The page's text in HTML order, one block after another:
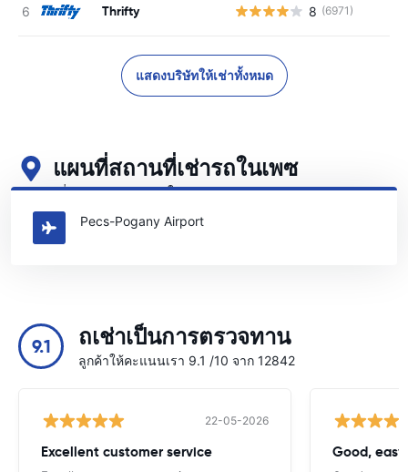
Thrifty 8 (6971)
แสดงบริษัทให้เช่าทั้งหมด
แผนที่สถานที่เช่ารถในเพซ
ดูสถานที่เช่ารถหลักของเราในเพซ
Pecs-Pogany Airport
9.1 ถเช่าเป็นการตรวจทาน
ลูกค้าให้คะแนนเรา 9.1 /10 จาก 12842
22-05-2026
Excellent customer service Good,